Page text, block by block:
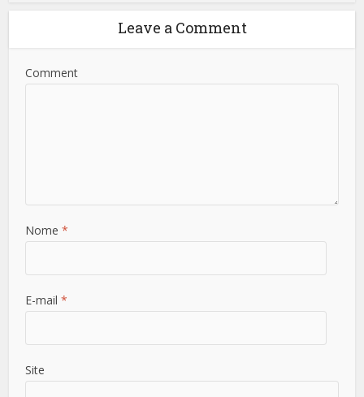
Leave a Comment
Comment
Nome*
E-mail*
Site